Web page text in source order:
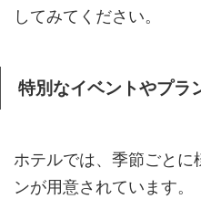
してみてください。
特別なイベントやプラ
ホテルでは、季節ごとに
ンが用意されています。